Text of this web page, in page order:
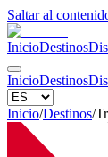
Saltar al
InicioDestinos
InicioDestinos
Inicio/Destinos/